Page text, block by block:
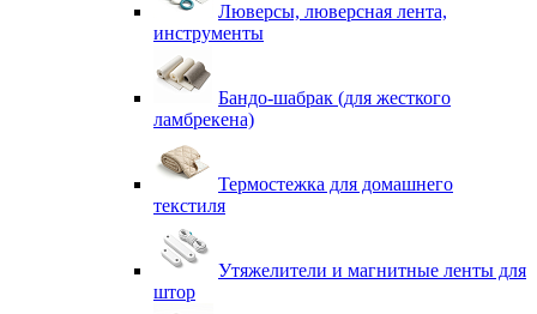
Люверсы, люверсная лента,
инструменты
Бандо-шабрак (для жесткого
ламбрекена)
Термостежка для домашнего
текстиля
Утяжелители и магнитные ленты для
штор